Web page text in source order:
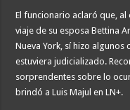
El funcionario aclaró que,
viaje de su esposa Bettina
Nueva York, sí hizo algunos
estuviera judicializado.
sorprendentes sobre lo
brindó a Luis Majul en LN+.